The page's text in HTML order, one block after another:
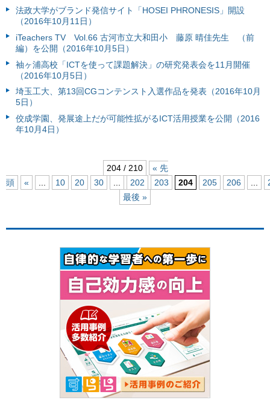
法政大学がブランド発信サイト「HOSEI PHRONESIS」開設
（2016年10月11日）
iTeachers TV Vol.66 古河市立大和田小 藤原 晴佳先生 （前
編）を公開（2016年10月5日）
袖ヶ浦高校「ICTを使って課題解決」の研究発表会を11月開催
（2016年10月5日）
埼玉工大、第13回CGコンテンスト入選作品を発表（2016年10月
5日）
佼成学園、発展途上だが可能性拡がるICT活用授業を公開（2016
年10月4日）
204 / 210
« 先
頭
« ... 10 20 30 ... 202 203 204 205 206 ...
最後 »